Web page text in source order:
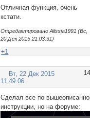
Отличная функция, очень
кстати.
Отредактировано Alissia1991 (Вс,
20 Дек 2015 21:03:31)
+1
14
Вт, 22 Дек 2015
11:49:06
Сделал все по
инструкции, но на форуме: